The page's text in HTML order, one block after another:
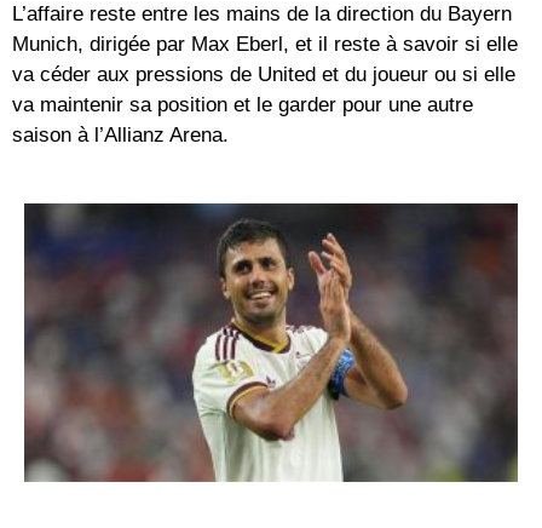
L’affaire reste entre les mains de la direction du Bayern
Munich, dirigée par Max Eberl, et il reste à savoir si elle
va céder aux pressions de United et du joueur ou si elle
va maintenir sa position et le garder pour une autre
saison à l’Allianz Arena.